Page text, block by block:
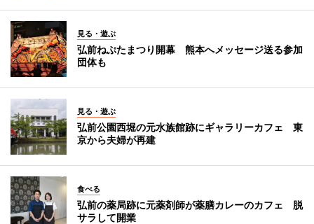
見る・遊ぶ
弘前ねぷたまつり開幕 熊本へメッセージ送る参加
団体も
見る・遊ぶ
弘前公園西堀の元水族館跡にギャラリーカフェ 東
京から夫婦が再建
食べる
弘前の薬局跡に元薬剤師が薬膳カレーのカフェ 脱
サラして開業